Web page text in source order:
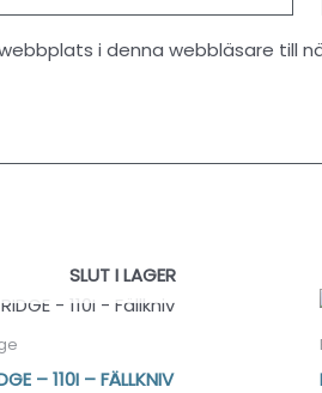
i denna webbläsare till
SLUT I LAGER
– 110I – FÄLLKNIV